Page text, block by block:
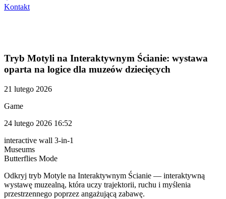
Kontakt
Tryb Motyli na Interaktywnym Ścianie: wystawa
oparta na logice dla muzeów dziecięcych
21 lutego 2026
Game
24 lutego 2026 16:52
interactive wall 3-in-1
Museums
Butterflies Mode
Odkryj tryb Motyle na Interaktywnym Ścianie — interaktywną
wystawę muzealną, która uczy trajektorii, ruchu i myślenia
przestrzennego poprzez angażującą zabawę.